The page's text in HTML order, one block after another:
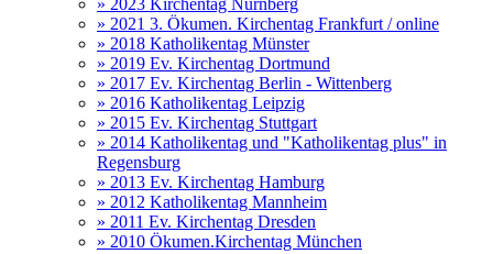
» 2023 Kirchentag Nürnberg
» 2021 3. Ökumen. Kirchentag Frankfurt / online
» 2018 Katholikentag Münster
» 2019 Ev. Kirchentag Dortmund
» 2017 Ev. Kirchentag Berlin - Wittenberg
» 2016 Katholikentag Leipzig
» 2015 Ev. Kirchentag Stuttgart
» 2014 Katholikentag und "Katholikentag plus" in
Regensburg
» 2013 Ev. Kirchentag Hamburg
» 2012 Katholikentag Mannheim
» 2011 Ev. Kirchentag Dresden
» 2010 Ökumen.Kirchentag München